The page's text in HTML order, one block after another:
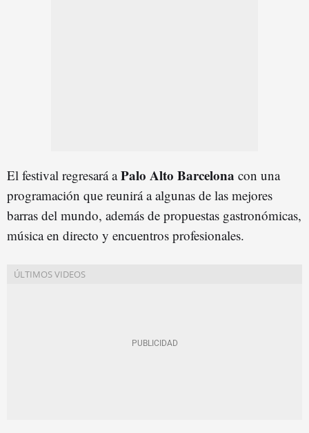
El festival regresará aPalo Alto Barcelona con una
programación que reunirá a algunas de las mejores
barras del mundo, además de propuestas gastronómicas,
música en directo y encuentros profesionales.